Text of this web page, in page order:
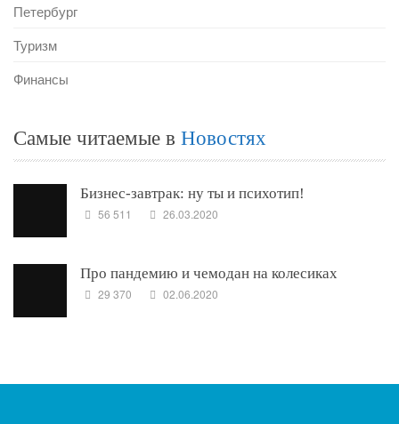
Петербург
Туризм
Финансы
Самые читаемые в Новостях
Бизнес-завтрак: ну ты и психотип!
56 511 26.03.2020
Про пандемию и чемодан на колесиках
29 370 02.06.2020